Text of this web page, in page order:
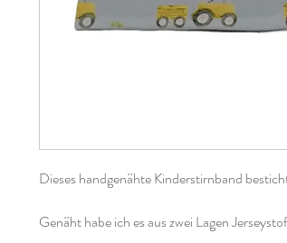
Dieses handgenähte Kinderstirnband
Genäht habe ich es aus zwei Lagen